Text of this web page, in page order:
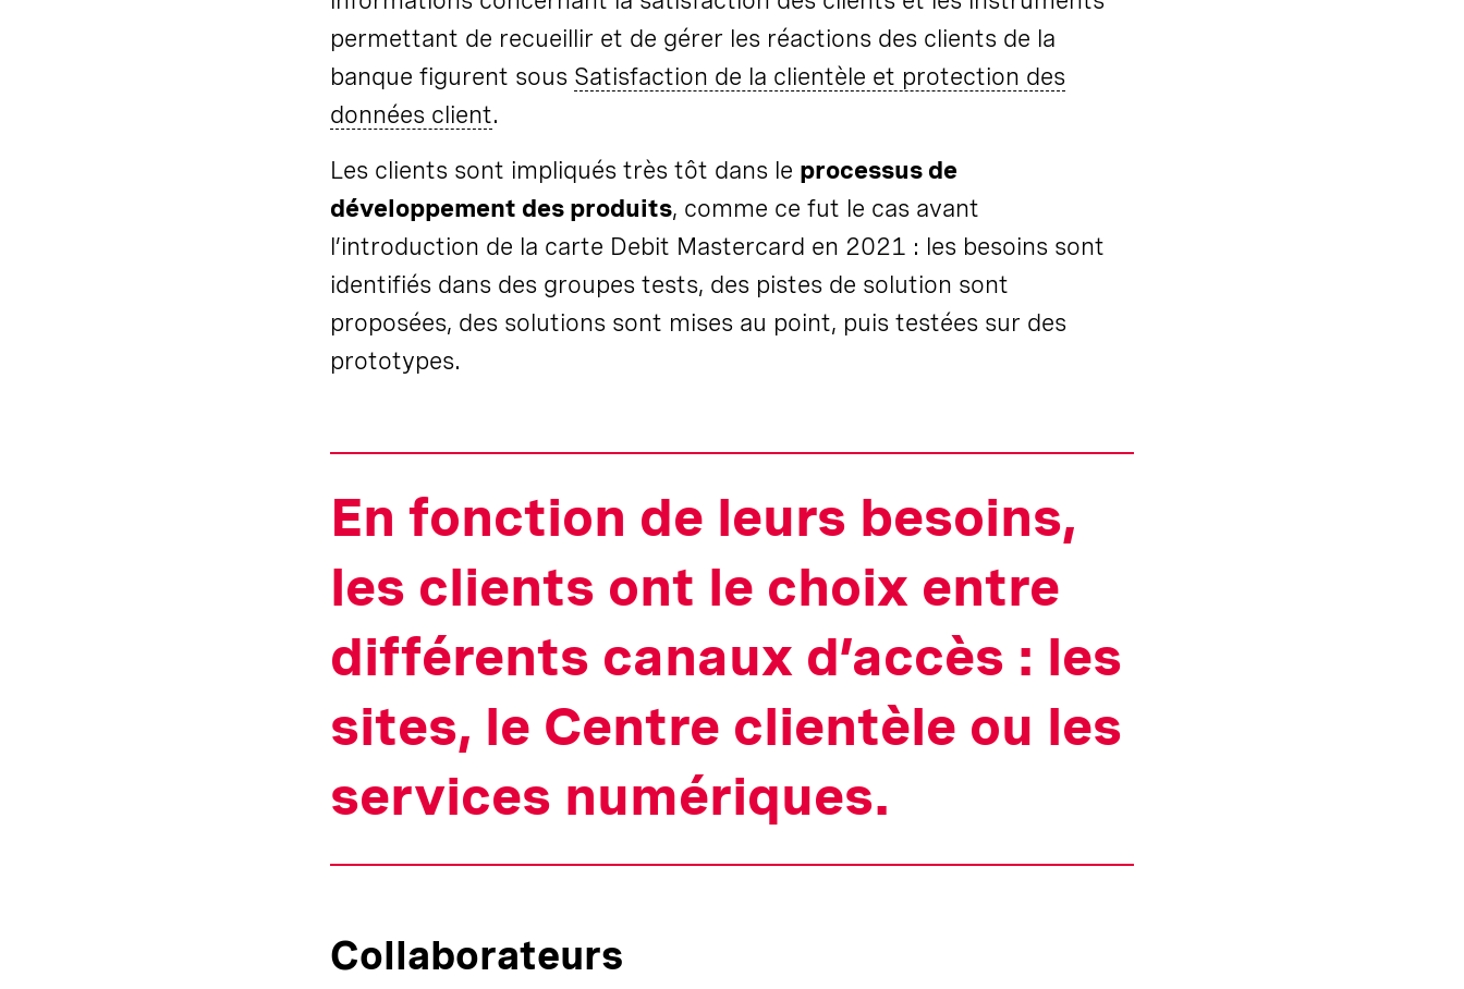
permettant de recueillir et de gérer les réactions des clients de la
banque figurent sous Satisfaction de la clientèle et protection des
données client.
Les clients sont impliqués très tôt dans le processus de
développement des produits, comme ce fut le cas avant
l’introduction de la carte Debit Mastercard en 2021 : les besoins sont
identifiés dans des groupes tests, des pistes de solution sont
proposées, des solutions sont mises au point, puis testées sur des
prototypes.
En fonction de leurs besoins,
les clients ont le choix entre
différents canaux d’accès : les
sites, le Centre clientèle ou les
services numériques.
Collaborateurs